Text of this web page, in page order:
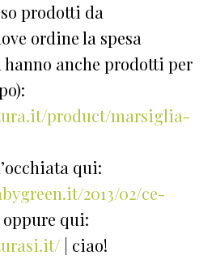
prodotti da
ordine la spesa
anche prodotti per
product/marsiglia-
qui:
2013/02/ce-
oppure qui:
| ciao!